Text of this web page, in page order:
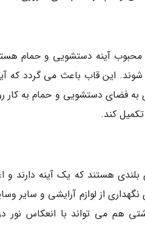
محبوب آینه دستشویی و حمام
این قاب باعث می گردد که
فضای دستشویی و حمام به کار
کند.
هستند که یک آینه دارند و
از لوازم آرایشی و سایر
هم می تواند با انعکاس نور